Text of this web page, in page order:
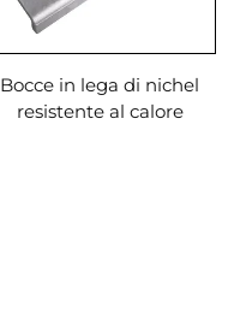
Bocce in lega di nichel
resistente al calore